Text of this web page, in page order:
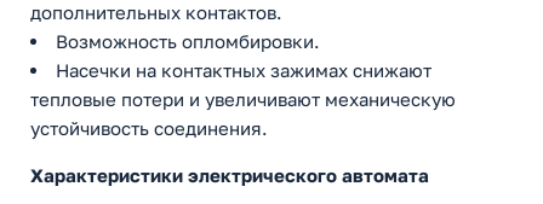
дополнительных контактов.
Возможность опломбировки.
Насечки на контактных зажимах снижают
тепловые потери и увеличивают механическую
устойчивость соединения.
Характеристики электрического автомата